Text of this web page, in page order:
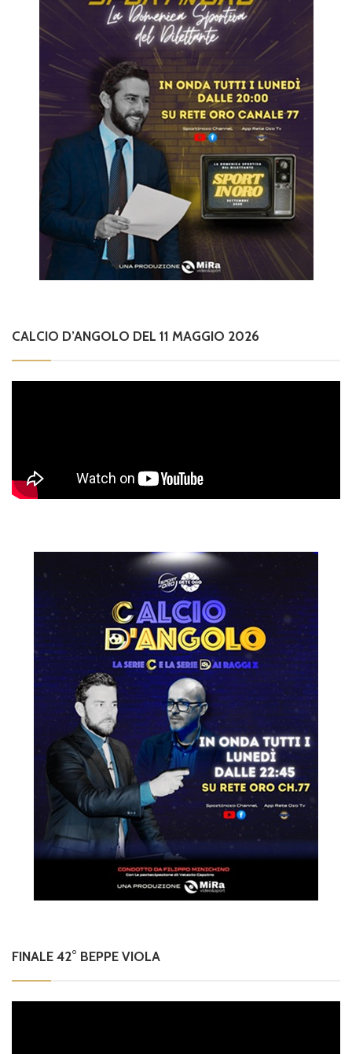
CALCIO D’ANGOLO DEL 11 MAGGIO 2026
FINALE 42° BEPPE VIOLA